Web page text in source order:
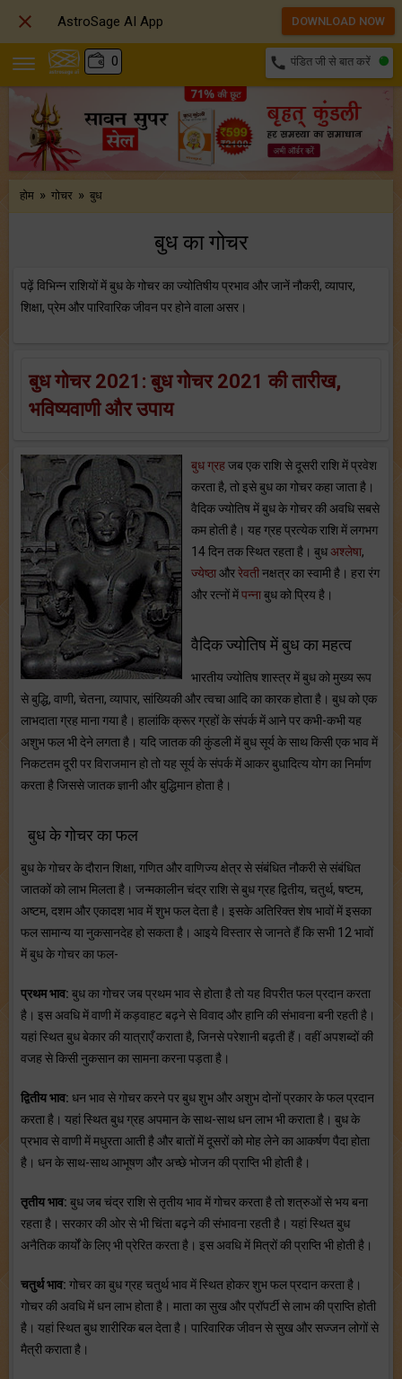
0 call पंडित जी से बात करें
होम » गोचर » बुध
बुध का गोचर
पढ़ें विभिन्न राशियों में बुध के गोचर का ज्योतिषीय प्रभाव और जानें नौकरी, व्यापार,
शिक्षा, प्रेम और पारिवारिक जीवन पर होने वाला असर।
बुध गोचर 2021: बुध गोचर 2021 की तारीख,
भविष्यवाणी और उपाय
बुध ग्रहजब एक राशि से दूसरी राशि में प्रवेश
करता है, तो इसे बुध का गोचर कहा जाता है।
वैदिक ज्योतिष में बुध के गोचर की अवधि सबसे
कम होती है। यह ग्रह प्रत्येक राशि में लगभग
14 दिन तक स्थित रहता है। बुधअश्लेषा,
ज्येष्ठाऔररेवतीनक्षत्र का स्वामी है। हरा रंग
और रत्नों मेंपन्नाबुध को प्रिय है।
वैदिक ज्योतिष में बुध का महत्व
भारतीय ज्योतिष शास्त्र में बुध को मुख्य रूप
से बुद्धि, वाणी, चेतना, व्यापार, सांख्यिकी और त्वचा आदि का कारक होता है। बुध को एक
लाभदाता ग्रह माना गया है। हालांकि क्रूर ग्रहों के संपर्क में आने पर कभी-कभी यह
अशुभ फल भी देने लगता है। यदि जातक की कुंडली में बुध सूर्य के साथ किसी एक भाव में
निकटतम दूरी पर विराजमान हो तो यह सूर्य के संपर्क में आकर बुधादित्य योग का निर्माण
करता है जिससे जातक ज्ञानी और बुद्धिमान होता है।
बुध के गोचर का फल
बुध के गोचर के दौरान शिक्षा, गणित और वाणिज्य क्षेत्र से संबंधित नौकरी से संबंधित
जातकों को लाभ मिलता है। जन्मकालीन चंद्र राशि से बुध ग्रह द्वितीय, चतुर्थ, षष्टम,
अष्टम, दशम और एकादश भाव में शुभ फल देता है। इसके अतिरिक्त शेष भावों में इसका
फल सामान्य या नुकसानदेह हो सकता है। आइये विस्तार से जानते हैं कि सभी 12 भावों
में बुध के गोचर का फल-
प्रथम भाव: बुध का गोचर जब प्रथम भाव से होता है तो यह विपरीत फल प्रदान करता
है। इस अवधि में वाणी में कड़वाहट बढ़ने से विवाद और हानि की संभावना बनी रहती है।
यहां स्थित बुध बेकार की यात्राएँ कराता है, जिनसे परेशानी बढ़ती हैं। वहीं अपशब्दों की
वजह से किसी नुकसान का सामना करना पड़ता है।
द्वितीय भाव: धन भाव से गोचर करने पर बुध शुभ और अशुभ दोनों प्रकार के फल प्रदान
करता है। यहां स्थित बुध ग्रह अपमान के साथ-साथ धन लाभ भी कराता है। बुध के
प्रभाव से वाणी में मधुरता आती है और बातों में दूसरों को मोह लेने का आकर्षण पैदा होता
है। धन के साथ-साथ आभूषण और अच्छे भोजन की प्राप्ति भी होती है।
तृतीय भाव: बुध जब चंद्र राशि से तृतीय भाव में गोचर करता है तो शत्रुओं से भय बना
रहता है। सरकार की ओर से भी चिंता बढ़ने की संभावना रहती है। यहां स्थित बुध
अनैतिक कार्यों के लिए भी प्रेरित करता है। इस अवधि में मित्रों की प्राप्ति भी होती है।
चतुर्थ भाव: गोचर का बुध ग्रह चतुर्थ भाव में स्थित होकर शुभ फल प्रदान करता है।
गोचर की अवधि में धन लाभ होता है। माता का सुख और प्रॉपर्टी से लाभ की प्राप्ति होती
है। यहां स्थित बुध शारीरिक बल देता है। पारिवारिक जीवन से सुख और सज्जन लोगों से
मैत्री कराता है।
 AstroSage AI App DOWNLOAD NOW